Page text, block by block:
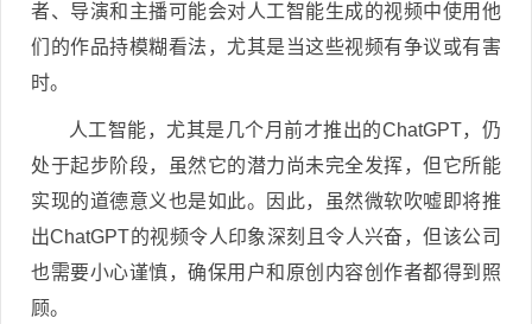
者、导演和主播可能会对人工智能生成的视频中使用他
们的作品持模糊看法，尤其是当这些视频有争议或有害
时。
人工智能，尤其是几个月前才推出的ChatGPT，仍
处于起步阶段，虽然它的潜力尚未完全发挥，但它所能
实现的道德意义也是如此。因此，虽然微软吹嘘即将推
出ChatGPT的视频令人印象深刻且令人兴奋，但该公司
也需要小心谨慎，确保用户和原创内容创作者都得到照
顾。